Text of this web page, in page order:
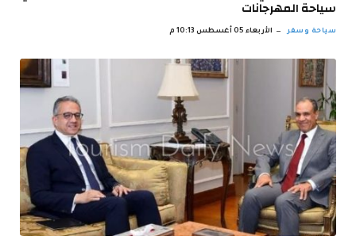
سياحة المهرجانات
سياحة وسفر الأربعاء 05 أغسطس 10:13 م